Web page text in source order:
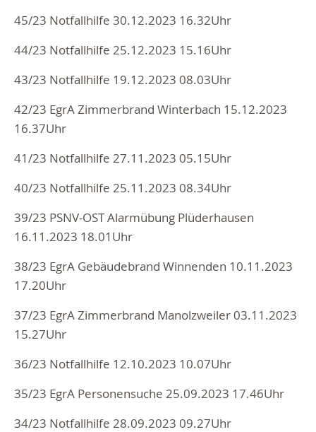
45/23 Notfallhilfe 30.12.2023 16.32Uhr
44/23 Notfallhilfe 25.12.2023 15.16Uhr
43/23 Notfallhilfe 19.12.2023 08.03Uhr
42/23 EgrA Zimmerbrand Winterbach 15.12.2023
16.37Uhr
41/23 Notfallhilfe 27.11.2023 05.15Uhr
40/23 Notfallhilfe 25.11.2023 08.34Uhr
39/23 PSNV-OST Alarmübung Plüderhausen
16.11.2023 18.01Uhr
38/23 EgrA Gebäudebrand Winnenden 10.11.2023
17.20Uhr
37/23 EgrA Zimmerbrand Manolzweiler 03.11.2023
15.27Uhr
36/23 Notfallhilfe 12.10.2023 10.07Uhr
35/23 EgrA Personensuche 25.09.2023 17.46Uhr
34/23 Notfallhilfe 28.09.2023 09.27Uhr